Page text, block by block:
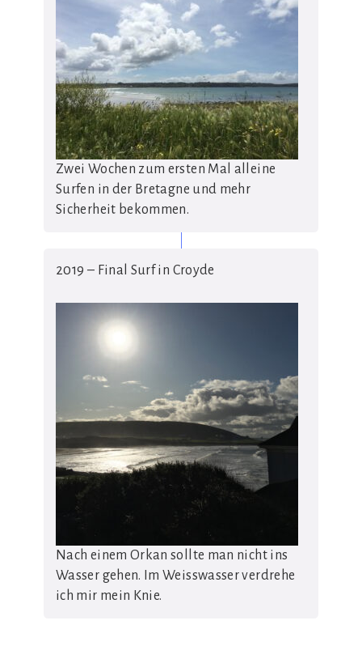
Zwei Wochen zum ersten Mal alleine
Surfen in der Bretagne und mehr
Sicherheit bekommen.
2019 – Final Surf in Croyde
Nach einem Orkan sollte man nicht ins
Wasser gehen. Im Weisswasser verdrehe
ich mir mein Knie.